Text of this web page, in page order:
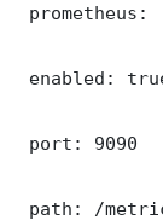
prometheus:
enabled:
port: 9090
path: /